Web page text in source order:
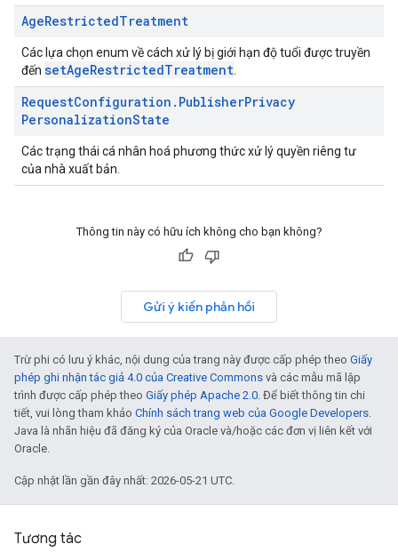
AgeRestrictedTreatment
Các lựa chọn enum về cách xử lý bị giới hạn độ tuổi được truyền
đến setAgeRestrictedTreatment
RequestConfiguration . PublisherPrivacy
PersonalizationState
Các trạng thái cá nhân hoá phương thức xử lý quyền riêng tư
của nhà xuất bản.
Thông tin này có hữu ích không cho bạn không?
Gửi ý kiến phản hồi
Trừ phi có lưu ý khác, nội dung của trang này được cấp phép theo Giấy
phép ghi nhận tác giả 4.0 của Creative Commons và các mẫu mã lập
trình được cấp phép theo Giấy phép Apache 2.0. Để biết thông tin chi
tiết, vui lòng tham khảo Chính sách trang web của Google Developers.
Java là nhãn hiệu đã đăng ký của Oracle và/hoặc các đơn vị liên kết với
Oracle.
Cập nhật lần gần đây nhất: 2026-05-21 UTC.
Tương tác